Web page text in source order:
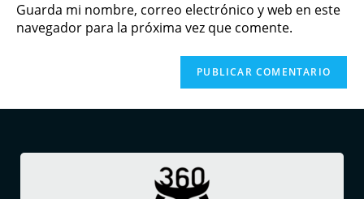
Guarda mi nombre, correo electrónico y web en este
navegador para la próxima vez que comente.